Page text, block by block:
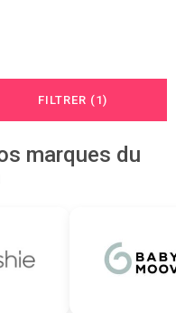
FILTRER (1)
marques du